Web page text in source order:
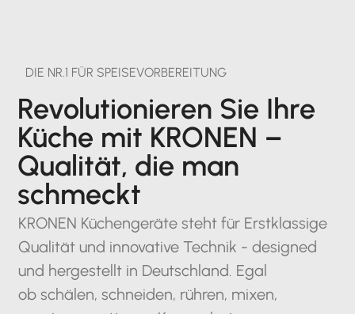
DIE NR.1 FÜR SPEISEVORBEREITUNG
Revolutionieren Sie Ihre
Küche mit KRONEN –
Qualität, die man
schmeckt
KRONEN Küchengeräte steht für Erstklassige
Qualität und innovative Technik - designed
und hergestellt in Deutschland. Egal
ob schälen, schneiden, rühren, mixen,